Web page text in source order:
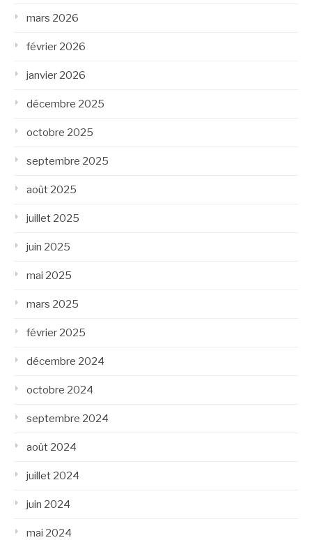
mars 2026
février 2026
janvier 2026
décembre 2025
octobre 2025
septembre 2025
août 2025
juillet 2025
juin 2025
mai 2025
mars 2025
février 2025
décembre 2024
octobre 2024
septembre 2024
août 2024
juillet 2024
juin 2024
mai 2024